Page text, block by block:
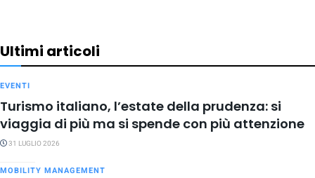
Ultimi articoli
EVENTI
Turismo italiano, l’estate della prudenza: si
viaggia di più ma si spende con più attenzione
31 LUGLIO 2026
MOBILITY MANAGEMENT